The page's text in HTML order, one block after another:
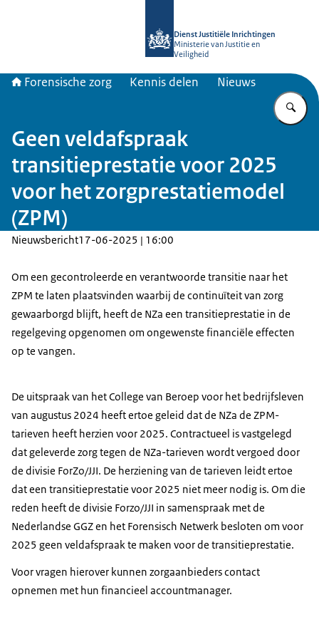
Dienst Justitiële Inrichtingen
Ministerie van Justitie en
Veiligheid
Forensische zorg Kennis delen Nieuws
Geen veldafspraak
transitieprestatie voor 2025
voor het zorgprestatiemodel
(ZPM)
Nieuwsbericht17-06-2025 | 16:00
Om een gecontroleerde en verantwoorde transitie naar het
ZPM te laten plaatsvinden waarbij de continuïteit van zorg
gewaarborgd blijft, heeft de NZa een transitieprestatie in de
regelgeving opgenomen om ongewenste financiële effecten
op te vangen.
De uitspraak van het College van Beroep voor het bedrijfsleven
van augustus 2024 heeft ertoe geleid dat de NZa de ZPM-
tarieven heeft herzien voor 2025. Contractueel is vastgelegd
dat geleverde zorg tegen de NZa-tarieven wordt vergoed door
de divisie ForZo/JJI. De herziening van de tarieven leidt ertoe
dat een transitieprestatie voor 2025 niet meer nodig is. Om die
reden heeft de divisie Forzo/JJI in samenspraak met de
Nederlandse GGZ en het Forensisch Netwerk besloten om voor
2025 geen veldafspraak te maken voor de transitieprestatie.
Voor vragen hierover kunnen zorgaanbieders contact
opnemen met hun financieel accountmanager.